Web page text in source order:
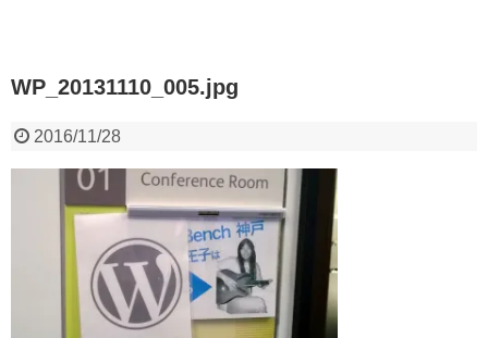
WP_20131110_005.jpg
2016/11/28